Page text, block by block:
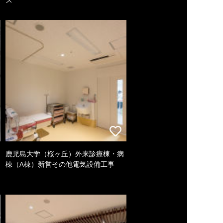
鹿児島大学（桜ヶ丘）外来診療棟・病
棟（A棟）新営その他電気設備工事